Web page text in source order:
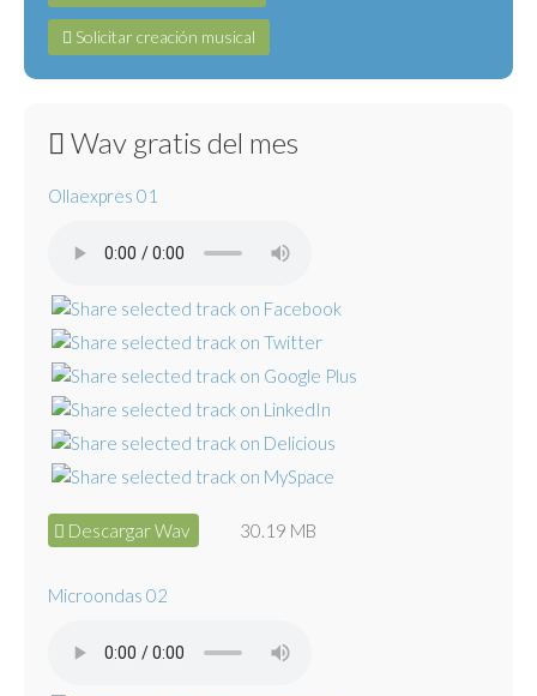
Solicitar creación musical
Wav gratis del mes
Ollaexpres 01
Descargar Wav 30.19 MB
Microondas 02